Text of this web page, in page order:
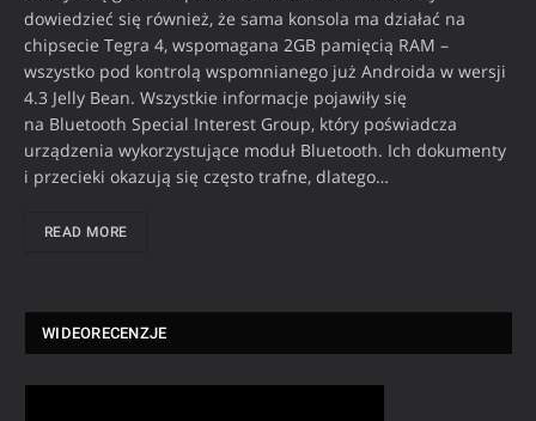
dowiedzieć się również, że sama konsola ma działać na
chipsecie Tegra 4, wspomagana 2GB pamięcią RAM –
wszystko pod kontrolą wspomnianego już Androida w wersji
4.3 Jelly Bean. Wszystkie informacje pojawiły się
na Bluetooth Special Interest Group, który poświadcza
urządzenia wykorzystujące moduł Bluetooth. Ich dokumenty
i przecieki okazują się często trafne, dlatego…
READ MORE
WIDEORECENZJE